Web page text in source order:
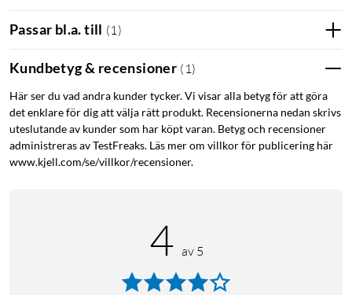
Den genomskinliga finishen bevarar originalutseendet,
stötar och motverka repor i vardagen.
MagSafe som bara fungerar
Clear MagSafe Case är MagSafe-kompatibelt, så du kan ladda
trådlöst och använda MagSafe-tillbehör utan att ta av skalet.
Perfekt när du vill klicka fast en MagSafe-laddare, plånbok
Återvunna material, robust konstruktion
Skalet är tillverkat av återvunnen polykarbonat och
återvunnen termoplastisk polyuretan (TPU). Polykarbonaten
bidrar med formstabilitet, medan TPU ger flexibilitet som gör
Passar bl.a. till (1)
Kundbetyg & recensioner ( 1)
Här ser du vad andra kunder tycker. Vi visar alla betyg för att göra
det enklare för dig att välja rätt produkt. Recensionerna nedan skrivs
uteslutande av kunder som har köpt varan. Betyg och recensioner
administreras av TestFreaks. Läs mer om villkor för publicering här
www.kjell.com/se/villkor/recensioner.
4 av 5